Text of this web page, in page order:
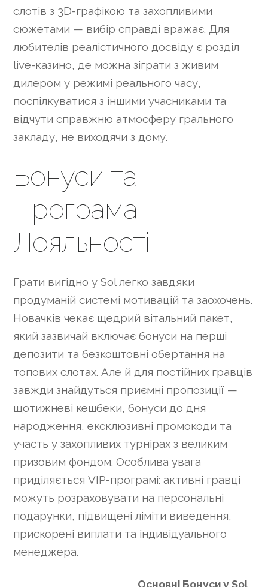
слотів з 3D-графікою та захопливими
сюжетами — вибір справді вражає. Для
любителів реалістичного досвіду є розділ
live-казино, де можна зіграти з живим
дилером у режимі реального часу,
поспілкуватися з іншими учасниками та
відчути справжню атмосферу грального
закладу, не виходячи з дому.
Бонуси та
Програма
Лояльності
Грати вигідно у Sol легко завдяки
продуманій системі мотивацій та заохочень.
Новачків чекає щедрий вітальний пакет,
який зазвичай включає бонуси на перші
депозити та безкоштовні обертання на
топових слотах. Але й для постійних гравців
завжди знайдуться приємні пропозиції —
щотижневі кешбеки, бонуси до дня
народження, ексклюзивні промокоди та
участь у захопливих турнірах з великим
призовим фондом. Особлива увага
приділяється VIP-програмі: активні гравці
можуть розраховувати на персональні
подарунки, підвищені ліміти виведення,
прискорені виплати та індивідуального
менеджера.
Основні Бонуси у Sol